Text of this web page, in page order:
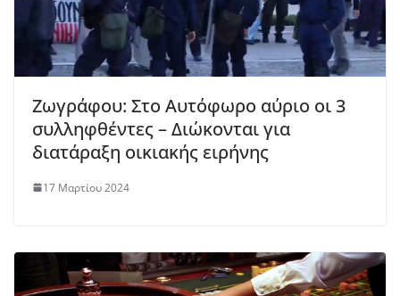
Ζωγράφου: Στο Αυτόφωρο αύριο οι 3
συλληφθέντες – Διώκονται για
διατάραξη οικιακής ειρήνης
17 Μαρτίου 2024